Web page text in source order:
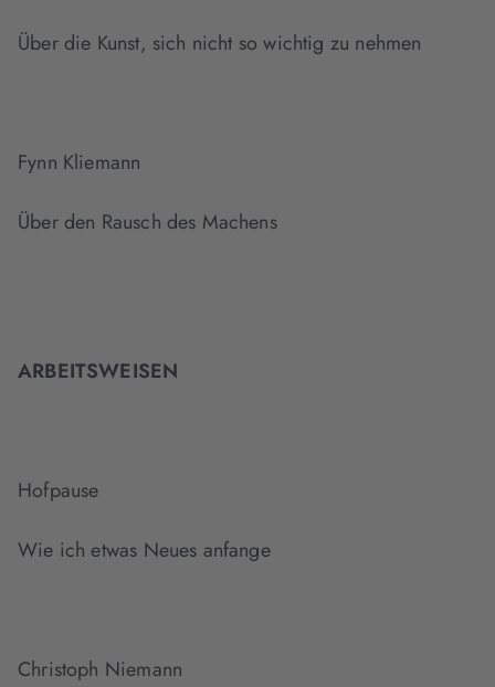
Über die Kunst, sich nicht so wichtig zu nehmen
Fynn Kliemann
Über den Rausch des Machens
ARBEITSWEISEN
Hofpause
Wie ich etwas Neues anfange
Christoph Niemann